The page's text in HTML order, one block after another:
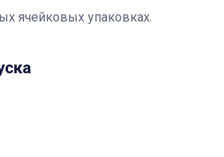
ячейковых упаковках.